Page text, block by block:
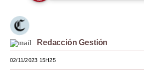
Tendencias
Lujo
Viajes
Redacción Gestión
02/11/2023 15H25